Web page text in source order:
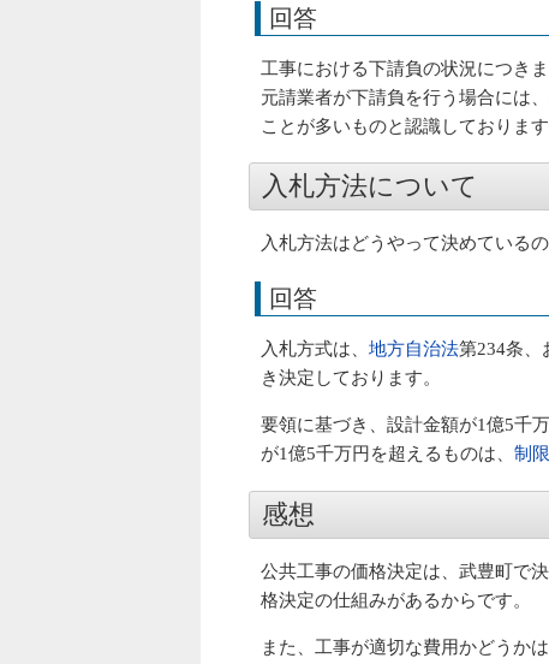
回答
工事における下請負の状況につき
元請業者が下請負を行う場合には
ことが多いものと認識しております
入札方法について
入札方法はどうやって決めている
回答
入札方式は、 地方自治法第234条、
き決定しております。
要領に基づき、設計金額が1億5千
が1億5千万円を超えるものは、 制
感想
公共工事の価格決定は、武豊町で
格決定の仕組みがあるからです。
また、工事が適切な費用かどうか